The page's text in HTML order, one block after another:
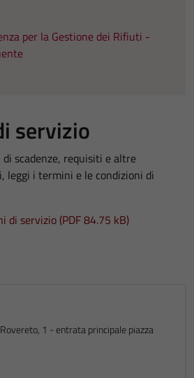
per la Gestione dei Rifiuti -
servizio
scadenze, requisiti e altre
leggi i termini e le condizioni di
di servizio (PDF 84.75 kB)
1 - entrata principale piazza